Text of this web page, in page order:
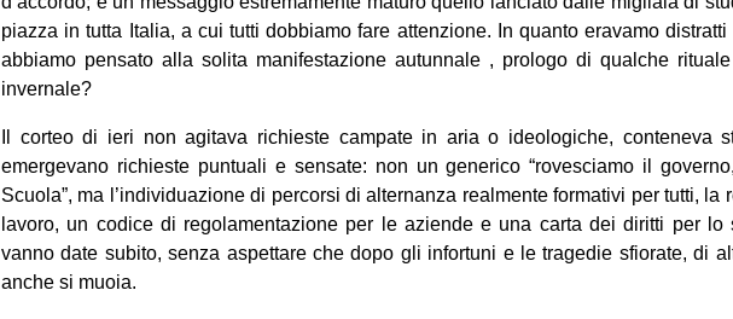
piazza in tutta Italia, a cui tutti dobbiamo fare attenzione. In quanto eravamo
abbiamo pensato alla solita manifestazione autunnale , prologo di qualche
invernale?
Il corteo di ieri non agitava richieste campate in aria o ideologiche, conteneva
emergevano richieste puntuali e sensate: non un generico “rovesciamo il
Scuola”, ma l’individuazione di percorsi di alternanza realmente formativi per tutti, la
lavoro, un codice di regolamentazione per le aziende e una carta dei diritti per lo
vanno date subito, senza aspettare che dopo gli infortuni e le tragedie sfiorate, di
anche si muoia.